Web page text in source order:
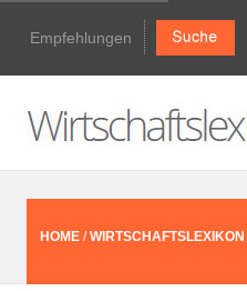
Empfehlungen
HOME /WIRTSCHAFTSLEXIKON